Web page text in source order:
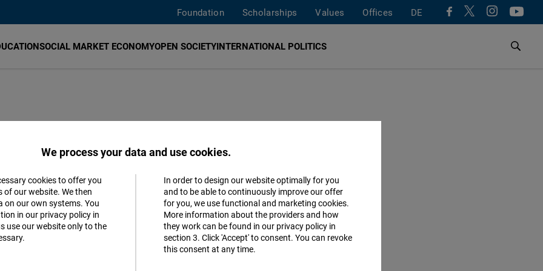
Foundation Scholarships Values Offices DE
SOCIAL MARKET ECONOMYOPEN SOCIETYINTERNATIONAL POLITICS
democráticas fuertes, respeto a los Derechos Humanos y al
Asimismo, fomentamos el diálogo liberal dentro de la
para proyecto México; Ciudad de Guatemala, Guatemala para
Buenos Aires, Argentina; para Argentina, Brasil, Paraguay y
We process your data and use cookies.
cookies to offer you
our website. We then
on our own systems. You
in our privacy policy in
use our website only to the
In order to design our website optimally for you
and to be able to continuously improve our offer
for you, we use functional and marketing cookies.
More information about the providers and how
they work can be found in our privacy policy in
section 3. Click 'Accept' to consent. You can revoke
this consent at any time.
Matomo
Facebook
Accept